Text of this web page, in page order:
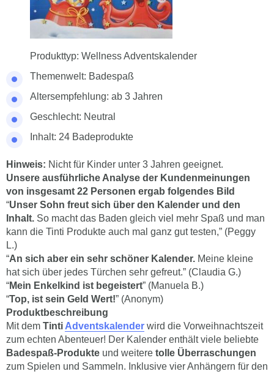
Produkttyp: Wellness Adventskalender
Themenwelt: Badespaß
Altersempfehlung: ab 3 Jahren
Geschlecht: Neutral
Inhalt: 24 Badeprodukte
Hinweis: Nicht für Kinder unter 3 Jahren geeignet.
Unsere ausführliche Analyse der Kundenmeinungen
von insgesamt 22 Personen ergab folgendes Bild
“Unser Sohn freut sich über den Kalender und den
Inhalt. So macht das Baden gleich viel mehr Spaß und man
kann die Tinti Produkte auch mal ganz gut testen,” (Peggy
L.)
“An sich aber ein sehr schöner Kalender. Meine kleine
hat sich über jedes Türchen sehr gefreut.” (Claudia G.)
“Mein Enkelkind ist begeistert” (Manuela B.)
“Top, ist sein Geld Wert!” (Anonym)
Produktbeschreibung
Mit dem Tinti Adventskalender wird die Vorweihnachtszeit
zum echten Abenteuer! Der Kalender enthält viele beliebte
Badespaß-Produkte und weitere tolle Überraschungen
zum Spielen und Sammeln. Inklusive vier Anhängern für den